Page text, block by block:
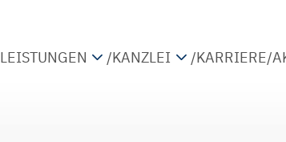
LEISTUNGEN
/KANZLEI
/KARRIERE/